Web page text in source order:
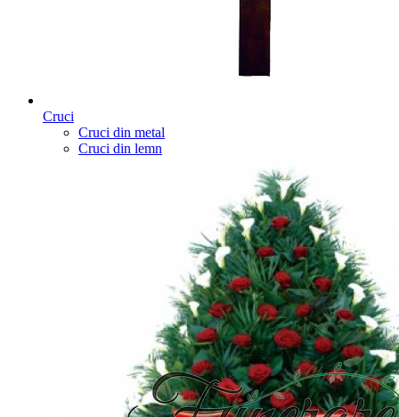
Cruci
Cruci din metal
Cruci din lemn